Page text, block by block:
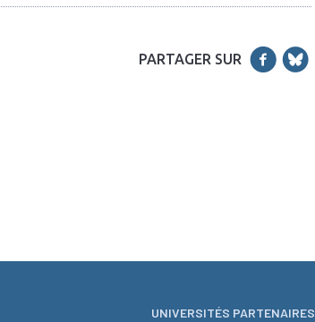
PARTAGER SUR
UNIVERSITÉS PARTENAIRES